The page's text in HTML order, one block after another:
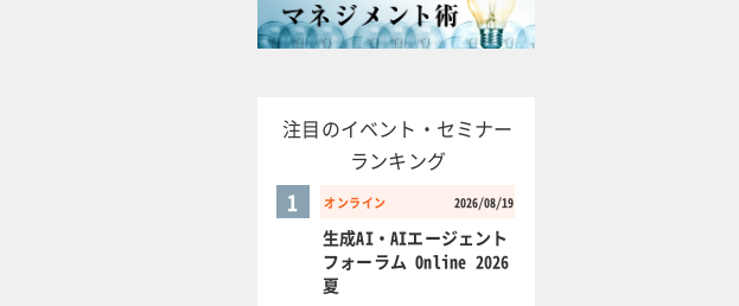
注目のイベント・セミナー
ランキング
オンライン 2026/08/19
1
生成AI・AIエージェント
フォーラム Online 2026
夏